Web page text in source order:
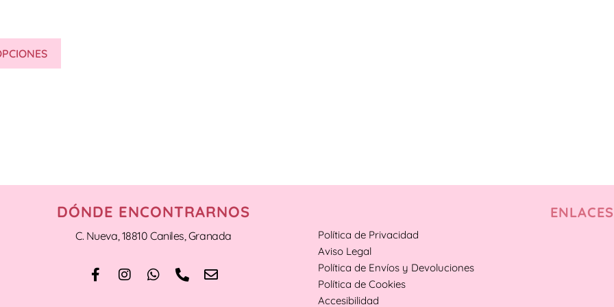
DÓNDE ENCONTRARNOS
C. Nueva, 18810 Caniles, Granada
ENLACES
Política de Privacidad
Aviso Legal
Política de Envíos y Devoluciones
Política de Cookies
Accesibilidad